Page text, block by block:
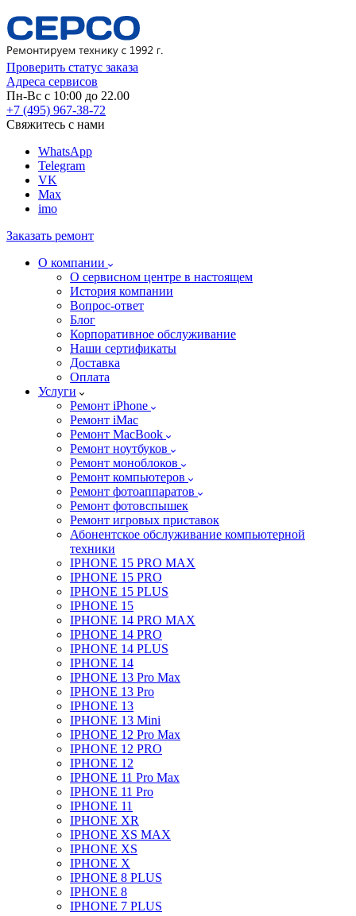
Проверить статус заказа
Адреса сервисов
Пн-Вс с 10:00 до 22.00
+7 (495) 967-38-72
Свяжитесь с нами
WhatsApp
Telegram
VK
Max
imo
Заказать ремонт
О компании
О сервисном центре в настоящем
История компании
Вопрос-ответ
Блог
Корпоративное обслуживание
Наши сертификаты
Доставка
Оплата
Услуги
Ремонт iPhone
Ремонт iMac
Ремонт MacBook
Ремонт ноутбуков
Ремонт моноблоков
Ремонт компьютеров
Ремонт фотоаппаратов
Ремонт фотовспышек
Ремонт игровых приставок
Абонентское обслуживание компьютерной
техники
IPHONE 15 PRO MAX
IPHONE 15 PRO
IPHONE 15 PLUS
IPHONE 15
IPHONE 14 PRO MAX
IPHONE 14 PRO
IPHONE 14 PLUS
IPHONE 14
IPHONE 13 Pro Max
IPHONE 13 Pro
IPHONE 13
IPHONE 13 Mini
IPHONE 12 Pro Max
IPHONE 12 PRO
IPHONE 12
IPHONE 11 Pro Max
IPHONE 11 Pro
IPHONE 11
IPHONE XR
IPHONE XS MAX
IPHONE XS
IPHONE X
IPHONE 8 PLUS
IPHONE 8
IPHONE 7 PLUS